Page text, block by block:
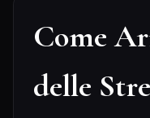
Come
delle